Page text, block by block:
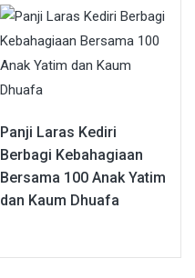
Panji Laras Kediri
Berbagi Kebahagiaan
Bersama 100 Anak Yatim
dan Kaum Dhuafa